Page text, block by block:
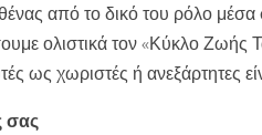
από το δικό του ρόλο μέσα
ολιστικά τον «Κύκλο Ζωής
ως χωριστές ή ανεξάρτητες
σας